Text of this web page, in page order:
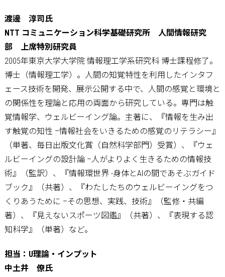
渡邊 淳司氏
NTT コミュニケーション科学基礎研究所 人間情報研究
部 上席特別研究員
2005年東京大学大学院 情報理工学系研究科 博士課程修了。
博士（情報理工学）。人間の知覚特性を利用したインタフ
ェース技術を開発、展示公開する中で、人間の感覚と環境と
の関係性を理論と応用の両面から研究している。専門は触
覚情報学、ウェルビーイング論。主著に、『情報を生み出
す触覚の知性 –情報社会をいきるための感覚のリテラシー』
（単著、毎日出版文化賞（自然科学部門）受賞）、『ウェ
ルビーイングの設計論 –人がよりよく生きるための情報技
術』（監訳）、『情報環世界 -身体とAIの間であそぶガイド
ブック』（共著）、『わたしたちのウェルビーイングをつ
くりあうために –その思想、実践、技術』（監修・共編
著）、『見えないスポーツ図鑑』（共著）、『表現する認
知科学』（単著）など。
担当：U理論・インプット
中土井 僚氏